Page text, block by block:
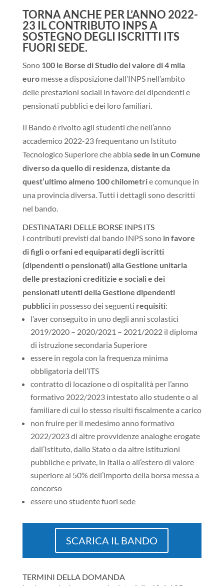
TORNA ANCHE PER L’ANNO 2022-
23 IL CONTRIBUTO INPS A
SOSTEGNO DEGLI ISCRITTI ITS
FUORI SEDE.
Sono 100 le Borse di Studio del valore di 4 mila
euromesse a disposizione dall’INPS nell’ambito
delle prestazioni sociali in favore dei dipendenti e
pensionati pubblici e dei loro familiari.
Il Bando è rivolto agli studenti che nell’anno
accademico 2022-23 frequentano un Istituto
Tecnologico Superiore che abbia sede in un Comune
diverso da quello di residenza, distante da
quest’ultimo almeno 100 chilometrie comunque in
una provincia diversa. Tutti i dettagli sono descritti
nel bando.
DESTINATARI DELLE BORSE INPS ITS
I contributi previsti dal bando INPS sono in favore
di figli o orfani ed equiparati degli iscritti
(dipendenti o pensionati) alla Gestione unitaria
delle prestazioni creditizie e sociali e dei
pensionati utenti della Gestione dipendenti
pubbliciin possesso dei seguenti requisiti:
l’aver conseguito in uno degli anni scolastici
2019/2020 – 2020/2021 – 2021/2022 il diploma
di istruzione secondaria Superiore
essere in regola con la frequenza minima
obbligatoria dell’ITS
contratto di locazione o di ospitalità per l’anno
formativo 2022/2023 intestato allo studente o al
familiare di cui lo stesso risulti fiscalmente a carico
non fruire per il medesimo anno formativo
2022/2023 di altre provvidenze analoghe erogate
dall’Istituto, dallo Stato o da altre istituzioni
pubbliche e private, in Italia o all’estero di valore
superiore al 50% dell’importo della borsa messa a
concorso
essere uno studente fuori sede
SCARICA IL BANDO
TERMINI DELLA DOMANDA